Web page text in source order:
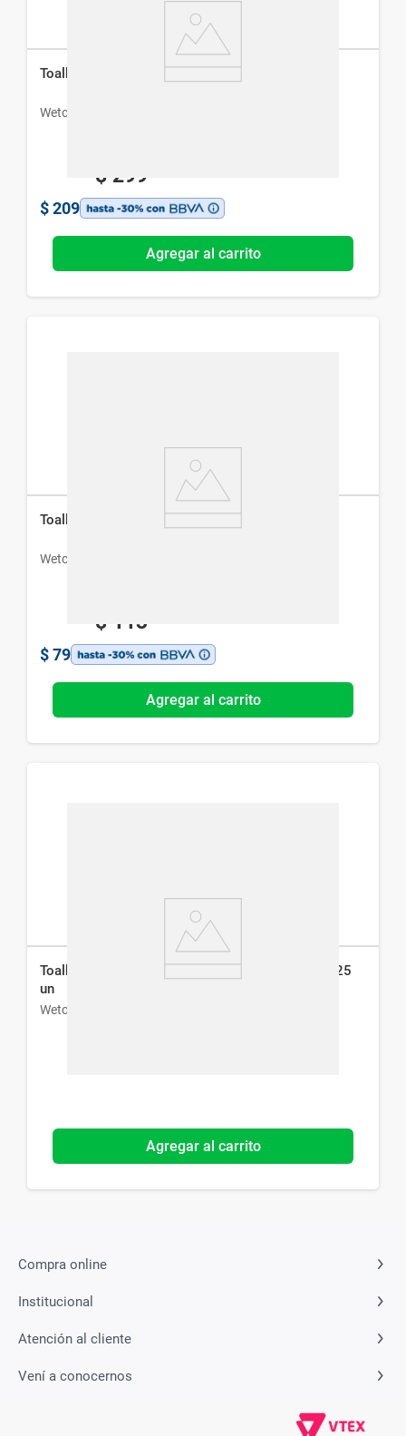
Toallas Húmedas Wetclean para Bebé x 100 un
Wetclean
$ 299
$ 209
Agregar al carrito
ToallasHúmedas Wetclean para Bebé x 30 un
Wetclean
$ 113
$ 79
Agregar al carrito
Toallitas Húmedas WetClean Desmaquillantes x 25
un
Wetclean
Agregar al carrito
Compra online
Institucional
Atención al cliente
Vení a conocernos